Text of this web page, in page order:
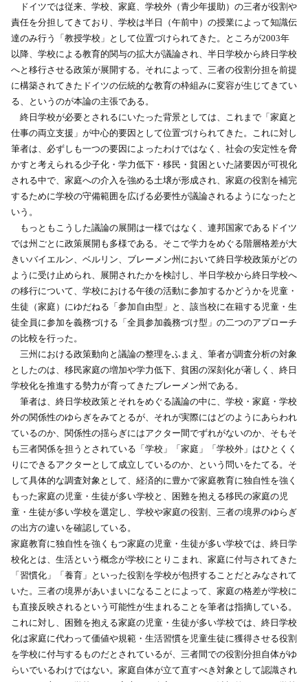
ドイツでは従来、学校、家庭、学校外（青少年援助）の三者が役割や
責任を分担してきており、学校は半日（午前中）の授業によって知識伝
達のみ行う「教授学校」として位置づけられてきた。ところが2003年
以降、学校による教育的関与の拡大が議論され、半日学校から終日学校
へと移行させる政策が展開する。それによって、三者の役割分担を前提
に構築されてきたドイツの伝統的な教育の枠組みに変容が生じてきてい
る、というのが本論の主張である。
終日学校が必要とされるにいたった背景としては、これまで「家庭と
仕事の両立支援」が中心的要因として位置づけられてきた。これに対し
筆者は、必ずしも一つの要因によったわけではなく、社会の安定性を脅
かすと考えられる少子化・学力低下・移民・貧困といた諸要因が可視化
される中で、家庭への介入を強める土壌が形成され、家庭の役割を補完
するために学校の守備範囲を広げる必要性が議論されるようになったと
いう。
もっともこうした議論の展開は一様ではなく、連邦国家であるドイツ
では州ごとに政策展開も多様である。そこで学力をめぐる階層格差が大
きいバイエルン、ベルリン、ブレーメン州において終日学校政策がどの
ように受け止められ、展開されたかを検討し、半日学校から終日学校へ
の移行について、学校における午後の活動に参加するかどうかを児童・
生徒（家庭）にゆだねる「参加自由型」と、該当校に在籍する児童・生
徒全員に参加を義務づける「全員参加義務づけ型」の二つのアプローチ
の比較を行った。
三州における政策動向と議論の整理をふまえ、筆者が調査分析の対象
としたのは、移民家庭の増加や学力低下、貧困の深刻化が著しく、終日
学校化を推進する勢力が育ってきたブレーメン州である。
筆者は、終日学校政策とそれをめぐる議論の中に、学校・家庭・学校
外の関係性のゆらぎをみてとるが、それが実際にはどのようにあらわれ
ているのか、関係性の揺らぎにはアクター間でずれがないのか、そもそ
も三者関係を担うとされている「学校」「家庭」「学校外」はひとくく
りにできるアクターとして成立しているのか、という問いをたてる。そ
して具体的な調査対象として、経済的に豊かで家庭教育に独自性を強く
もった家庭の児童・生徒が多い学校と、困難を抱える移民の家庭の児
童・生徒が多い学校を選定し、学校や家庭の役割、三者の境界のゆらぎ
の出方の違いを確認している。
家庭教育に独自性を強くもつ家庭の児童・生徒が多い学校では、終日学
校化とは、生活という概念が学校にとりこまれ、家庭に付与されてきた
「習慣化」「養育」といった役割を学校が包摂することだとみなされて
いた。三者の境界があいまいになることによって、家庭の格差が学校に
も直接反映されるという可能性が生まれることを筆者は指摘している。
これに対し、困難を抱える家庭の児童・生徒が多い学校では、終日学校
化は家庭に代わって価値や規範・生活習慣を児童生徒に獲得させる役割
を学校に付与するものだとされているが、三者間での役割分担自体がゆ
らいでいるわけではない。家庭自体が立て直すべき対象として認識され